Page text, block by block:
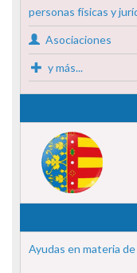
personas físicas y
Asociaciones
y más...
Ayudas en materia